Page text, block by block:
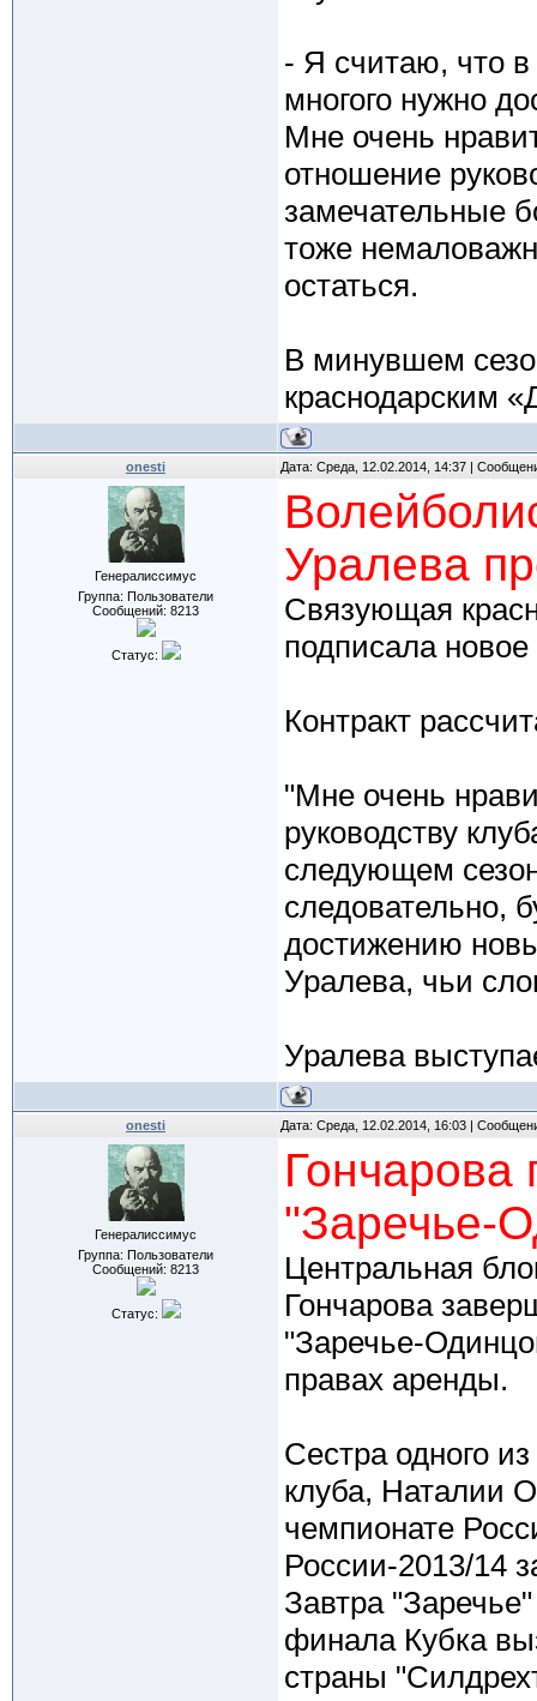
- Я считаю, что
многого нужно
Мне очень
отношение
замечательные
тоже
остаться.
В минувшем
краснодарским
onesti Дата: Среда, 12.02.2014, 14:37 |
Генералиссимус
Группа: Пользователи
Сообщений: 8213
Статус:
Уралева
Связующая
подписала
Контракт
"Мне очень
руководству
следующем
следовательно,
достижению
Уралева, чьи
Уралева
onesti Дата: Среда, 12.02.2014, 16:03 |
Генералиссимус
Группа: Пользователи
Сообщений: 8213
Статус:
Гончарова
"Заречье-
Центральная
Гончарова
"Заречье-
правах аренды.
Сестра одного
клуба, Наталии
чемпионате
России-2013/14
Завтра
финала Кубка
страны